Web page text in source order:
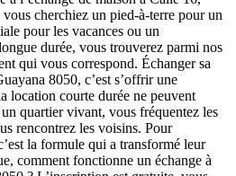
cherchiez un pied-à-terre pour un
pour les vacances ou un
durée, vous trouverez parmi nos
qui vous correspond. Échanger sa
8050, c’est s’offrir une
location courte durée ne peuvent
quartier vivant, vous fréquentez les
rencontrez les voisins. Pour
la formule qui a transformé leur
comment fonctionne un échange à